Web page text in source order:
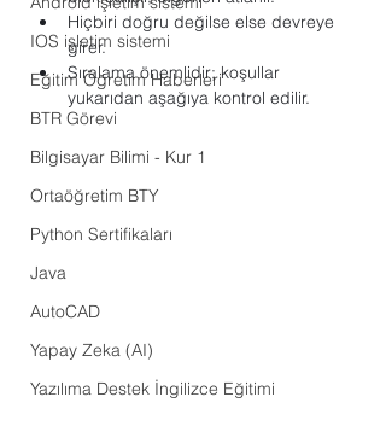
IOS işletim sistemi
Eğitim Öğretim Haberleri
BTR Görevi
Bilgisayar Bilimi - Kur 1
Ortaöğretim BTY
Python Sertifikaları
Java
AutoCAD
Yapay Zeka (AI)
Yazılıma Destek İngilizce Eğitimi
Hiçbiri doğru değilse else devreye
girer.
Sıralama önemlidir; koşullar
yukarıdan aşağıya kontrol edilir.